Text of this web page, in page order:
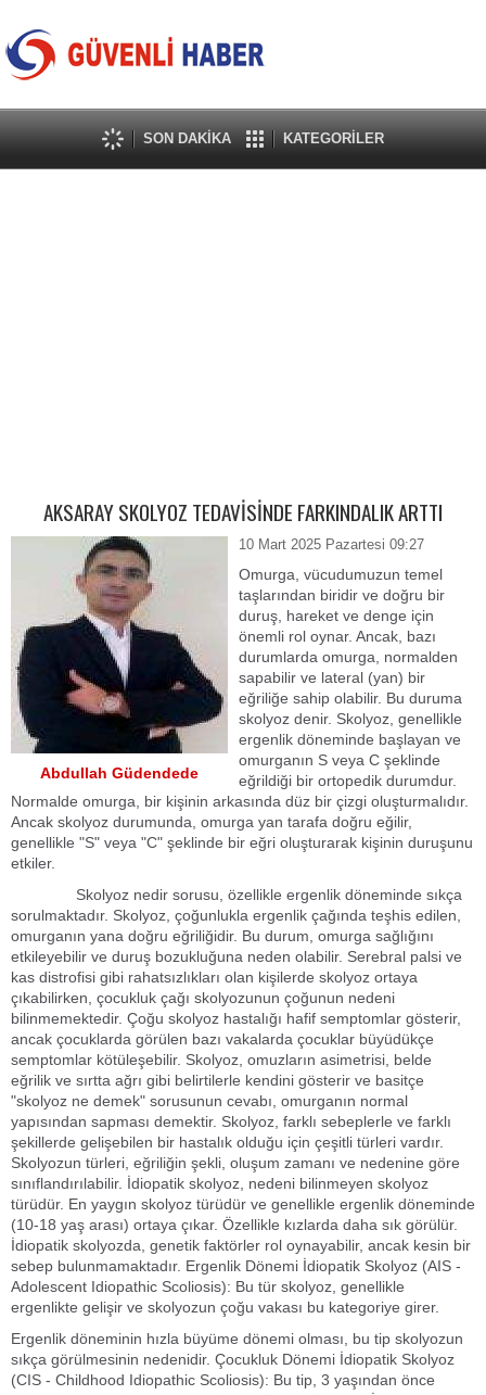
SON DAKİKA KATEGORİLER
AKSARAY SKOLYOZ TEDAVİSİNDE FARKINDALIK ARTTI
Abdullah Güdendede
10 Mart 2025 Pazartesi 09:27
Omurga, vücudumuzun temel
taşlarından biridir ve doğru bir
duruş, hareket ve denge için
önemli rol oynar. Ancak, bazı
durumlarda omurga, normalden
sapabilir ve lateral (yan) bir
eğriliğe sahip olabilir. Bu duruma
skolyoz denir. Skolyoz, genellikle
ergenlik döneminde başlayan ve
omurganın S veya C şeklinde
eğrildiği bir ortopedik durumdur.
Normalde omurga, bir kişinin arkasında düz bir çizgi oluşturmalıdır.
Ancak skolyoz durumunda, omurga yan tarafa doğru eğilir,
genellikle "S" veya "C" şeklinde bir eğri oluşturarak kişinin duruşunu
etkiler.
Skolyoz nedir sorusu, özellikle ergenlik döneminde sıkça
sorulmaktadır. Skolyoz, çoğunlukla ergenlik çağında teşhis edilen,
omurganın yana doğru eğriliğidir. Bu durum, omurga sağlığını
etkileyebilir ve duruş bozukluğuna neden olabilir. Serebral palsi ve
kas distrofisi gibi rahatsızlıkları olan kişilerde skolyoz ortaya
çıkabilirken, çocukluk çağı skolyozunun çoğunun nedeni
bilinmemektedir. Çoğu skolyoz hastalığı hafif semptomlar gösterir,
ancak çocuklarda görülen bazı vakalarda çocuklar büyüdükçe
semptomlar kötüleşebilir. Skolyoz, omuzların asimetrisi, belde
eğrilik ve sırtta ağrı gibi belirtilerle kendini gösterir ve basitçe
"skolyoz ne demek" sorusunun cevabı, omurganın normal
yapısından sapması demektir. Skolyoz, farklı sebeplerle ve farklı
şekillerde gelişebilen bir hastalık olduğu için çeşitli türleri vardır.
Skolyozun türleri, eğriliğin şekli, oluşum zamanı ve nedenine göre
sınıflandırılabilir. İdiopatik skolyoz, nedeni bilinmeyen skolyoz
türüdür. En yaygın skolyoz türüdür ve genellikle ergenlik döneminde
(10-18 yaş arası) ortaya çıkar. Özellikle kızlarda daha sık görülür.
İdiopatik skolyozda, genetik faktörler rol oynayabilir, ancak kesin bir
sebep bulunmamaktadır. Ergenlik Dönemi İdiopatik Skolyoz (AIS -
Adolescent Idiopathic Scoliosis): Bu tür skolyoz, genellikle
ergenlikte gelişir ve skolyozun çoğu vakası bu kategoriye girer.
Ergenlik döneminin hızla büyüme dönemi olması, bu tip skolyozun
sıkça görülmesinin nedenidir. Çocukluk Dönemi İdiopatik Skolyoz
(CIS - Childhood Idiopathic Scoliosis): Bu tip, 3 yaşından önce